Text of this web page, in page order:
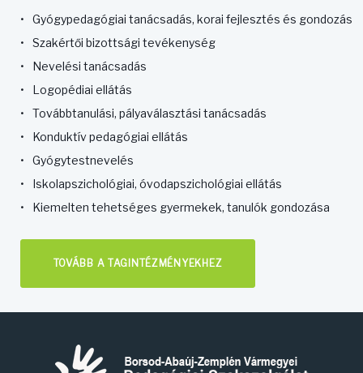
Gyógypedagógiai tanácsadás, korai fejlesztés és gondozás
Szakértői bizottsági tevékenység
Nevelési tanácsadás
Logopédiai ellátás
Továbbtanulási, pályaválasztási tanácsadás
Konduktív pedagógiai ellátás
Gyógytestnevelés
Iskolapszichológiai, óvodapszichológiai ellátás
Kiemelten tehetséges gyermekek, tanulók gondozása
TOVÁBB A TAGINTÉZMÉNYEKHEZ